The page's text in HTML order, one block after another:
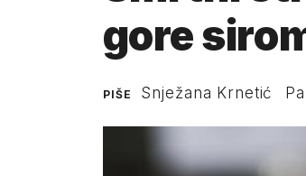
gore
PIŠE Snježana Krnetić